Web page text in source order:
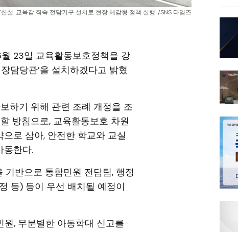
설. 교육감 직속 전담기구 설치로 현장 체감형 정책 실행. /SNS 타임즈
23일 교육활동보호정책을 강
담당관’을 설치하겠다고 밝혔
하기 위해 관련 조례 개정을 조
방침으로, 교육활동보호 차원
로 삼아, 안전한 학교와 교실
동한다.
반으로 통합민원 전담팀, 행정
등) 등이 우선 배치될 예정이
, 무분별한 아동학대 신고를